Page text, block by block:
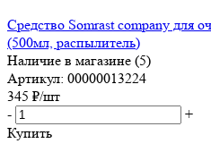
Средство Somrast company для
(500мл, распылитель)
Наличие в магазине (5)
Артикул: 00000013224
345 ₽/шт
-
+
Купить